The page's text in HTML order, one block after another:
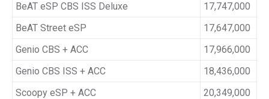
BeAT eSP CBS ISS Deluxe
17,747,000
BeAT Street eSP
17,647,000
Genio CBS + ACC
17,966,000
Genio CBS ISS + ACC
18,436,000
Scoopy eSP + ACC
20,349,000